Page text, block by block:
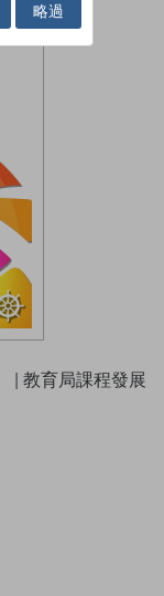
| 教育局課程發展
略過